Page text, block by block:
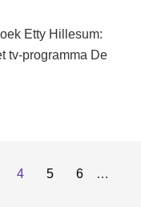
Etty Hillesum:
tv-programma De
Pagina
4 Pagina
5 Pagina
6 …